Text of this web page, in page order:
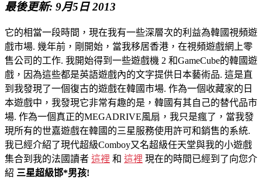
最後更新: 9月5日 2013
它的相當一段時間，現在我有一些深層次的利益為韓國視頻遊
戲市場. 幾年前，剛開始，當我移居香港，在視頻遊戲網上零
售公司的工作. 我開始得到一些遊戲機 2 和GameCube的韓國遊
戲，因為這些都是英語遊戲內的文字提供日本藝術品. 這是直
到我發現了一個復古的遊戲在韓國市場. 作為一個收藏家的日
本遊戲中，我發現它非常有趣的是，韓國有其自己的替代品市
場. 作為一個真正的MEGADRIVE風扇，我只是瘋了，當我發
現所有的世嘉遊戲在韓國的三星服務使用許可和銷售的系統.
我已經介紹了現代超級Comboy又名超級任天堂與我的小遊戲
集合到我的法國讀者 這裡 和 這裡 現在的時間已經到了向您介
紹 三星超級邯*男孩!